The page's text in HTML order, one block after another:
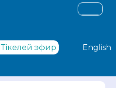
Тікелей эфир English